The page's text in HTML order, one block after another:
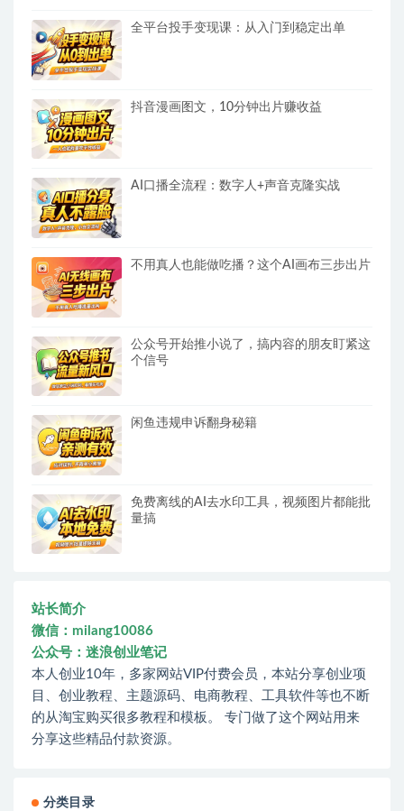
全平台投手变现课：从入门到稳定出单
抖音漫画图文，10分钟出片赚收益
AI口播全流程：数字人+声音克隆实战
不用真人也能做吃播？这个AI画布三步出片
公众号开始推小说了，搞内容的朋友盯紧这
个信号
闲鱼违规申诉翻身秘籍
免费离线的AI去水印工具，视频图片都能批
量搞
站长简介
微信：milang10086
公众号：迷浪创业笔记
本人创业10年，多家网站VIP付费会员，本站分享创业项
目、创业教程、主题源码、电商教程、工具软件等也不断
的从淘宝购买很多教程和模板。 专门做了这个网站用来
分享这些精品付款资源。
分类目录